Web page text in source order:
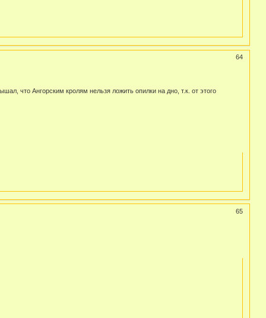
64
что Ангорским кролям нельзя ложить опилки на дно, т.к. от этого
65